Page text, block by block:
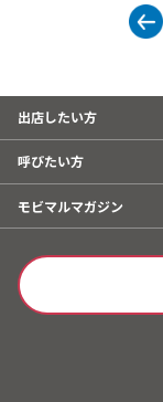
出店したい方
呼びたい方
モビマルマガジン